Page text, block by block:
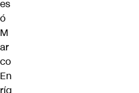
es
ó
M
ar
co
En